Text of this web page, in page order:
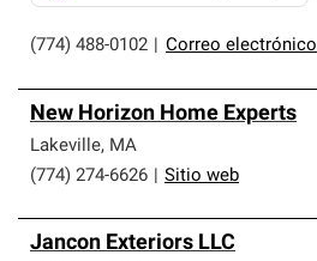
(774) 488-0102 Correo electrónico
New Horizon Home Experts
Lakeville, MA
(774) 274-6626
Sitio web
Jancon Exteriors LLC